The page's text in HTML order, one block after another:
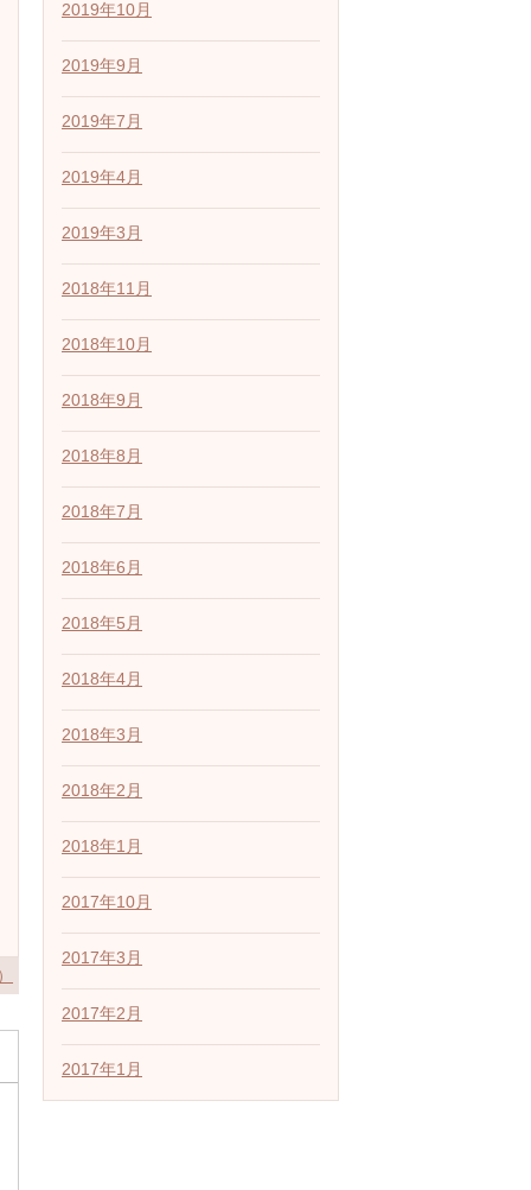
2019年10月
2019年9月
2019年7月
2019年4月
2019年3月
2018年11月
2018年10月
2018年9月
2018年8月
2018年7月
2018年6月
2018年5月
2018年4月
2018年3月
2018年2月
2018年1月
2017年10月
2017年3月
2017年2月
2017年1月